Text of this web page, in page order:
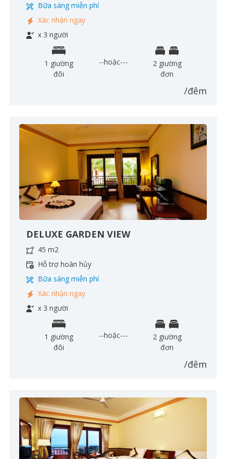
Bữa sáng miễn phí
Xác nhận ngay
x 3 người
1 giường
đôi
--hoặc---
2 giường
đơn
/đêm
DELUXE GARDEN VIEW
45 m2
Hỗ trợ hoàn hủy
Bữa sáng miễn phí
Xác nhận ngay
x 3 người
1 giường
đôi
--hoặc---
2 giường
đơn
/đêm